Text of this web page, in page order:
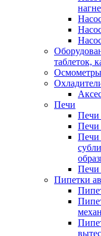
таблеток,
Осмометры
Печи
Печи
Печи
Печи
Печи
Пипетки